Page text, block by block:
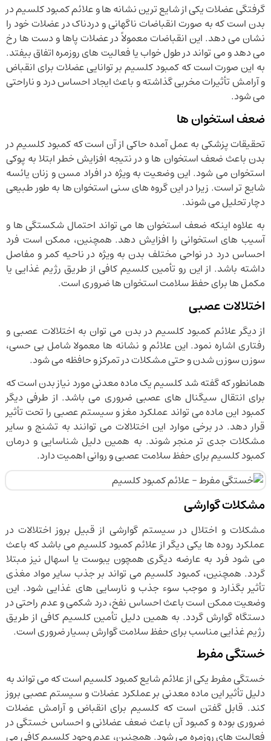
گرفتگی عضلات یکی از شایع ترین نشانه ها و علائم کمبود کلسیم در
بدن است که به صورت انقباضات ناگهانی و دردناک در عضلات خود را
نشان می دهد. این انقباضات معمولاً در عضلات پاها و دست ها رخ
می دهد و می تواند در طول خواب یا فعالیت های روزمره اتفاق بیفتد.
به این صورت است که کمبود کلسیم بر توانایی عضلات برای انقباض
و آرامش تأثیرات مخربی گذاشته و باعث ایجاد احساس درد و ناراحتی
می شود.
ضعف استخوان ها
تحقیقات پزشکی به عمل آمده حاکی از آن است که کمبود کلسیم در
بدن باعث ضعف استخوان ها و در نتیجه افزایش خطر ابتلا به پوکی
استخوان می شود. این وضعیت به ویژه در افراد مسن و زنان یائسه
شایع تر است. زیرا در این گروه های سنی استخوان ها به طور طبیعی
دچار تحلیل می شوند.
به علاوه اینکه ضعف استخوان ها می تواند احتمال شکستگی ها و
آسیب های استخوانی را افزایش دهد. همچنین، ممکن است فرد
احساس درد در نواحی مختلف بدن به ویژه در ناحیه کمر و مفاصل
داشته باشد. از این رو تأمین کلسیم کافی از طریق رژیم غذایی یا
مکمل ها برای حفظ سلامت استخوان ها ضروری است.
اختلالات عصبی
از دیگر علائم کمبود کلسیم در بدن می توان به اختلالات عصبی و
رفتاری اشاره نمود. این علائم و نشانه ها معمولا شامل بی حسی،
سوزن سوزن شدن و حتی مشکلات در تمرکز و حافظه می شود.
همانطور که گفته شد کلسیم یک ماده معدنی مورد نیاز بدن است که
برای انتقال سیگنال های عصبی ضروری می باشد. از طرفی دیگر
کمبود این ماده می تواند عملکرد مغز و سیستم عصبی را تحت تأثیر
قرار دهد. در برخی موارد این اختلالات می توانند به تشنج و سایر
مشکلات جدی تر منجر شوند. به همین دلیل شناسایی و درمان
کمبود کلسیم برای حفظ سلامت عصبی و روانی اهمیت دارد.
مشکلات گوارشی
مشکلات و اختلال در سیستم گوارشی از قبیل بروز اختلالات در
عملکرد روده ها یکی دیگر از علائم کمبود کلسیم می باشد که باعث
می شود فرد به عارضه دیگری همچون یبوست یا اسهال نیز مبتلا
گردد. همچنین، کمبود کلسیم می تواند بر جذب سایر مواد مغذی
تأثیر بگذارد و موجب سوء جذب و نارسایی های غذایی شود. این
وضعیت ممکن است باعث احساس نفخ، درد شکمی و عدم راحتی در
دستگاه گوارش گردد. به همین دلیل تأمین کلسیم کافی از طریق
رژیم غذایی مناسب برای حفظ سلامت گوارش بسیار ضروری است.
خستگی مفرط
خستگی مفرط یکی از علائم شایع کمبود کلسیم است که می تواند به
دلیل تأثیر این ماده معدنی بر عملکرد عضلات و سیستم عصبی بروز
کند. قابل گفتن است که کلسیم برای انقباض و آرامش عضلات
ضروری بوده و کمبود آن باعث ضعف عضلانی و احساس خستگی در
فعالیت های روزمره می شود. همچنین، عدم وجود کلسیم کافی می